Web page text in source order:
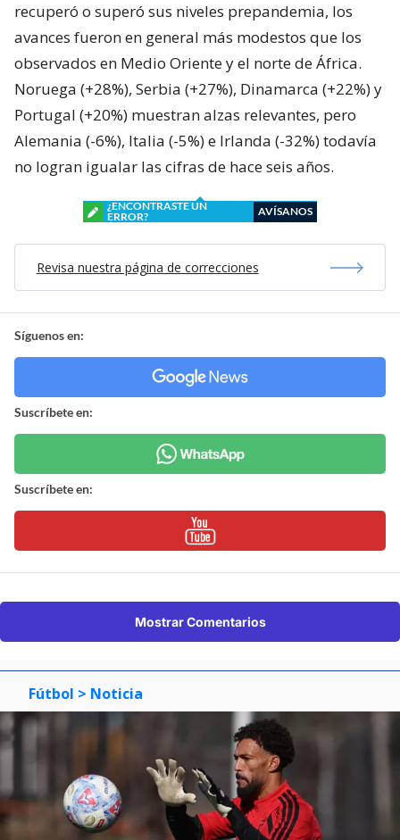
recuperó o superó sus niveles prepandemia, los
avances fueron en general más modestos que los
observados en Medio Oriente y el norte de África.
Noruega (+28%), Serbia (+27%), Dinamarca (+22%) y
Portugal (+20%) muestran alzas relevantes, pero
Alemania (-6%), Italia (-5%) e Irlanda (-32%) todavía
no logran igualar las cifras de hace seis años.
¿ENCONTRASTE UN
ERROR?
AVÍSANOS
Revisa nuestra página de correcciones
Síguenos en:
Suscríbete en:
Suscríbete en:
Mostrar Comentarios
Fútbol > Noticia